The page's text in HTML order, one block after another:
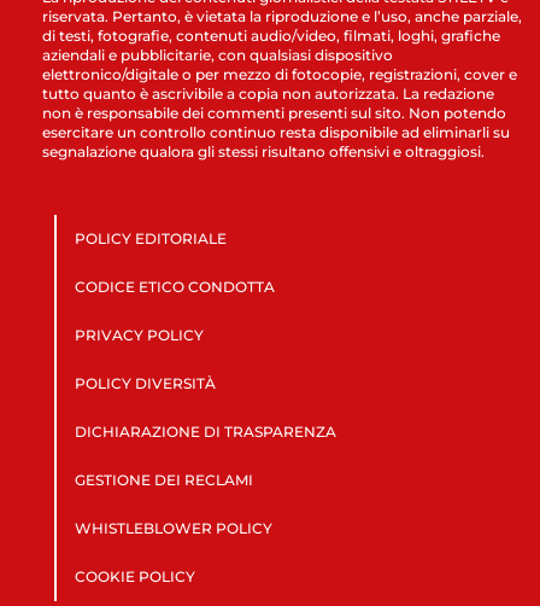
riservata. Pertanto, è vietata la riproduzione e l’uso, anche parziale,
di testi, fotografie, contenuti audio/video, filmati, loghi, grafiche
aziendali e pubblicitarie, con qualsiasi dispositivo
elettronico/digitale o per mezzo di fotocopie, registrazioni, cover e
tutto quanto è ascrivibile a copia non autorizzata. La redazione
non è responsabile dei commenti presenti sul sito. Non potendo
esercitare un controllo continuo resta disponibile ad eliminarli su
segnalazione qualora gli stessi risultano offensivi e oltraggiosi.
POLICY EDITORIALE
CODICE ETICO CONDOTTA
PRIVACY POLICY
POLICY DIVERSITÀ
DICHIARAZIONE DI TRASPARENZA
GESTIONE DEI RECLAMI
WHISTLEBLOWER POLICY
COOKIE POLICY